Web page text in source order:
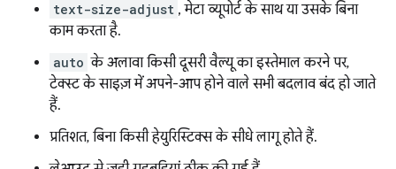
text-size-adjust , मेटा व्यूपोर्ट के साथ या उसके बिना
काम करता है.
auto के अलावा किसी दूसरी वैल्यू का इस्तेमाल करने पर,
टेक्स्ट के साइज़ में अपने-आप होने वाले सभी बदलाव बंद हो जाते
हैं.
प्रतिशत, बिना किसी हेयुरिस्टिक्स के सीधे लागू होते हैं.